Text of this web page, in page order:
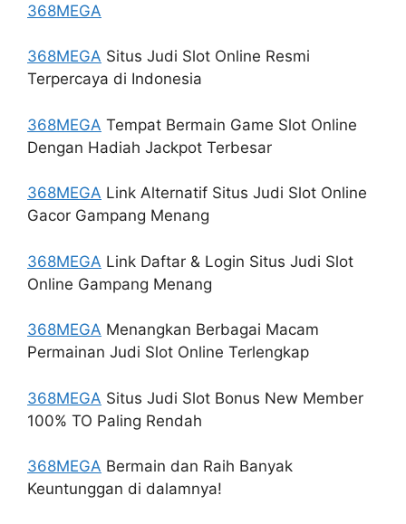
368MEGA
368MEGA Situs Judi Slot Online Resmi
Terpercaya di Indonesia
368MEGA Tempat Bermain Game Slot Online
Dengan Hadiah Jackpot Terbesar
368MEGA Link Alternatif Situs Judi Slot Online
Gacor Gampang Menang
368MEGA Link Daftar & Login Situs Judi Slot
Online Gampang Menang
368MEGA Menangkan Berbagai Macam
Permainan Judi Slot Online Terlengkap
368MEGA Situs Judi Slot Bonus New Member
100% TO Paling Rendah
368MEGA Bermain dan Raih Banyak
Keuntunggan di dalamnya!